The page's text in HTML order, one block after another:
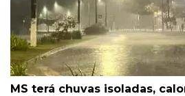
MS terá chuvas isoladas,